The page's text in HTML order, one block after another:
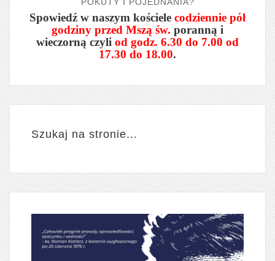
Spowiedź w naszym kościele codziennie pół
godziny przed Mszą św. poranną i
wieczorną czyli od godz. 6.30 do 7.00 od
17.30 do 18.00.
Szukaj na stronie...